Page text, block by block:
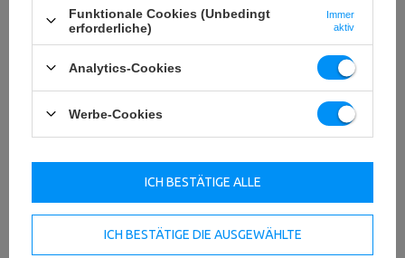
Funktionale Cookies (Unbedingt
erforderliche)
Immer
aktiv
Analytics-Cookies
Werbe-Cookies
ICH BESTÄTIGE DIE AUSGEWÄHLTE
ICH BESTÄTIGE ALLE